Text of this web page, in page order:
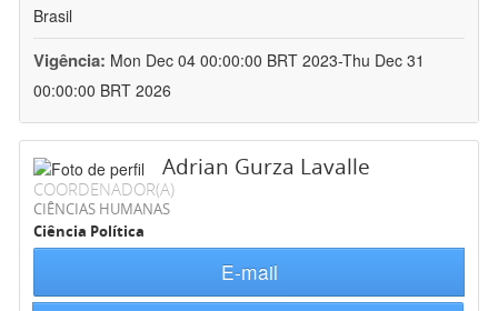
Brasil
Vigência: Mon Dec 04 00:00:00 BRT 2023-Thu Dec 31
00:00:00 BRT 2026
Adrian Gurza Lavalle
COORDENADOR(A)
CIÊNCIAS HUMANAS
Ciência Política
E-mail